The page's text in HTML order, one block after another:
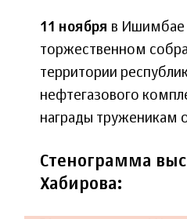
11 ноября в Ишимбае
торжественном
территории
нефтегазового
награды труженикам
Стенограмма
Хабирова: